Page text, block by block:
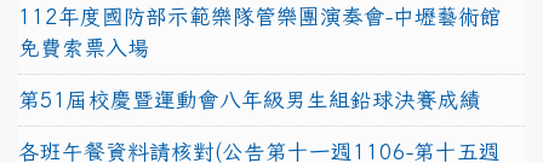
112年度國防部示範樂隊管樂團演奏會-中壢藝術館
免費索票入場
第51屆校慶暨運動會八年級男生組鉛球決賽成績
各班午餐資料請核對(公告第十一週1106-第十五週